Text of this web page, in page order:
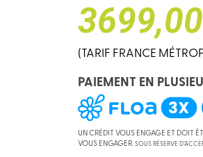
(TARIF FRANCE
PAIEMENT EN
UN CRÉDIT VOUS ENGAGE ET DOIT
VOUS ENGAGER.SOUS RÉSERVE